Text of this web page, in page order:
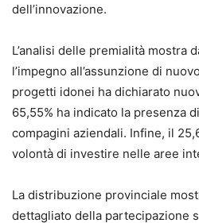
dell’innovazione.
L’analisi delle premialità mostra
l’impegno all’assunzione di
progetti idonei ha dichiarato
65,55% ha indicato la presenza
compagini aziendali. Infine, il
volontà di investire nelle aree
La distribuzione provinciale
dettagliato della partecipazione